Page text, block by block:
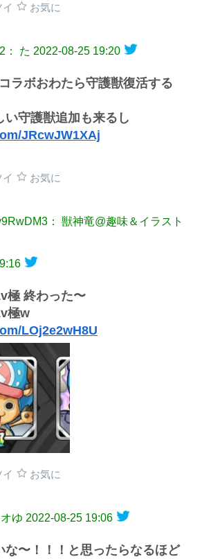
イ お気に
： た 2022-08-25 19:20
ラボおわたら守護獣復活する
い守護獣追加も来るし
JRcwJW1XAj
イ お気に
： 獣神竜@趣味＆イラスト
極 終わった〜
極w
LOj2e2wH8U
イ お気に
ゆ 2022-08-25 19:06
な〜！！！と思ったらなるほど